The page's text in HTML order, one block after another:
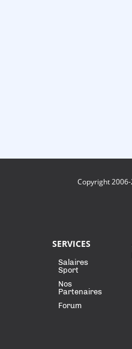
Copyright
SERVICES
Salaires
Sport
Nos
Partenaires
Forum